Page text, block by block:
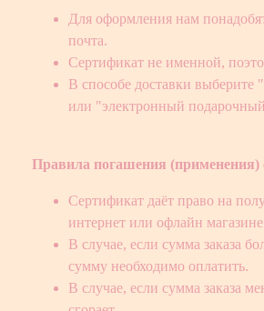
Для оформления нам
почта.
Сертификат не именной,
В способе доставки выберите
или "электронный
Правила погашения (применения)
Сертификат даёт право на
интернет или офлайн
В случае, если сумма заказа
сумму необходимо оплатить.
В случае, если сумма заказа